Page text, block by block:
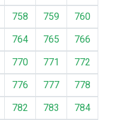
758 759
760
764 765
766
770 771
772
776 777
778
782 783
784